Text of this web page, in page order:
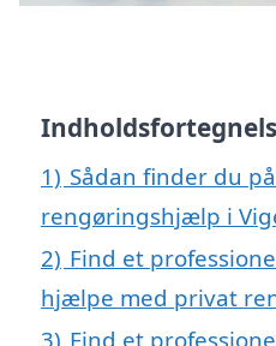
1) Sådan finder du
rengøringshjælp i
2) Find et
hjælpe med privat
3) Find et